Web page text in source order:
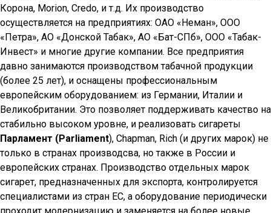
Корона, Morion, Credo, и т.д. Их производство
осуществляется на предприятиях: ОАО «Неман», ООО
«Петра», АО «Донской Табак», АО «Бат-СПб», ООО «Табак-
Инвест» и многие другие компании. Все предприятия
давно занимаются производством табачной продукции
(более 25 лет), и оснащены профессиональным
европейским оборудованием: из Германии, Италии и
Великобритании. Это позволяет поддерживать качество на
стабильно высоком уровне, и реализовать сигареты
Парламент (Parliament), Chapman, Rich (и других марок) не
только в странах производсва, но также в России и
европейских странах. Производство отдельных марок
сигарет, предназначенных для экспорта, контролируется
специалистами из стран ЕС, а оборудование периодически